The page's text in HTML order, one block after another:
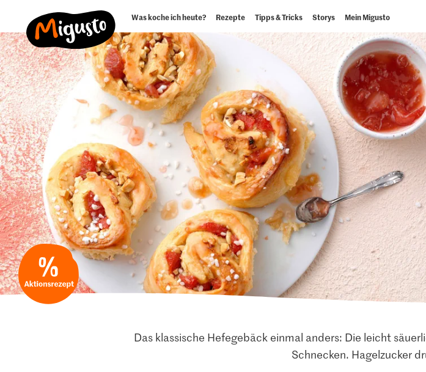
Was koche ich heute? Rezepte Tipps & Tricks Storys Mein Migusto
Das klassische Hefegebäck einmal anders: Die leicht
Schnecken. Hagelzucker